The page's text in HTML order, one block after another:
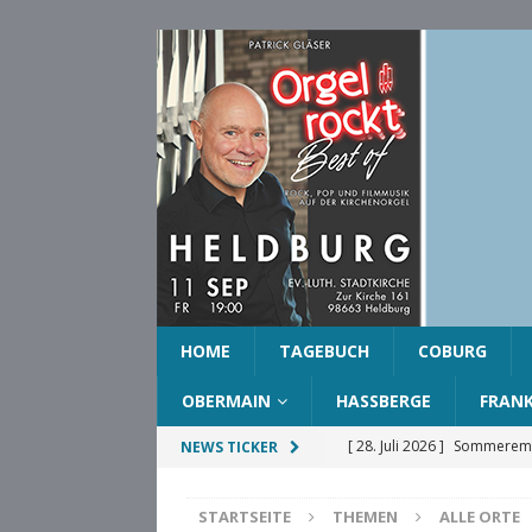
HOME TAGEBUCH COBURG
OBERMAIN HASSBERGE
NEWS TICKER [ 28. Juli 2026 ]
[ 28. Juli 2026 ] Ehrenring
STARTSEITE THEMEN ALLE ORTE